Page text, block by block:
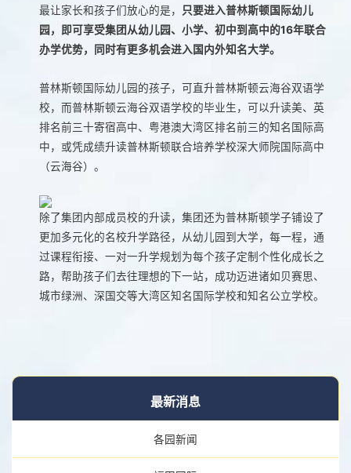
最新消息
各园新闻
最让家长和孩子们放心的是，
只要进入普林斯顿国际幼儿
园，即可享受集团从幼儿园、小学、初中到高中的16年联合
办学优势，同时有更多机会进入国内外知名大学。
普林斯顿国际幼儿园的孩子，可直升普林斯顿云海谷双语学
校，而普林斯顿云海谷双语学校的毕业生，可以升读美、英
排名前三十寄宿高中、粤港澳大湾区排名前三的知名国际高
中，或凭成绩升读普林斯顿联合培养学校深大师院国际高中
（云海谷）。
除了集团内部成员校的升读，集团还为普林斯顿学子铺设了
更加多元化的名校升学路径，从幼儿园到大学，每一程，通
过课程衔接、一对一升学规划为每个孩子定制个性化成长之
路，帮助孩子们去往理想的下一站，成功迈进诸如贝赛思、
城市绿洲、深国交等大湾区知名国际学校和知名公立学校。